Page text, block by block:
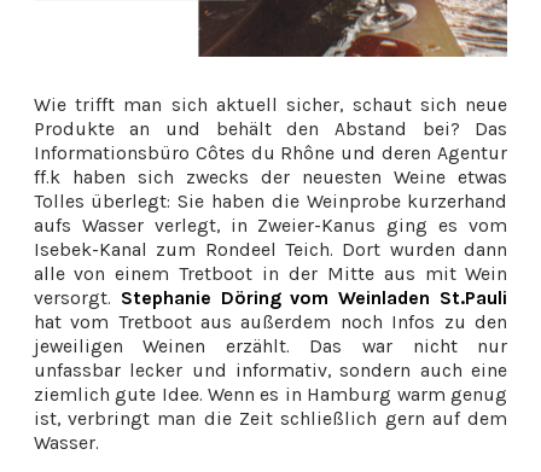
Wie trifft man sich aktuell sicher, schaut sich neue
Produkte an und behält den Abstand bei? Das
Informationsbüro Côtes du Rhône und deren Agentur
ff.k haben sich zwecks der neuesten Weine etwas
Tolles überlegt: Sie haben die Weinprobe kurzerhand
aufs Wasser verlegt, in Zweier-Kanus ging es vom
Isebek-Kanal zum Rondeel Teich. Dort wurden dann
alle von einem Tretboot in der Mitte aus mit Wein
versorgt. Stephanie Döring vom Weinladen St.Pauli
hat vom Tretboot aus außerdem noch Infos zu den
jeweiligen Weinen erzählt. Das war nicht nur
unfassbar lecker und informativ, sondern auch eine
ziemlich gute Idee. Wenn es in Hamburg warm genug
ist, verbringt man die Zeit schließlich gern auf dem
Wasser.